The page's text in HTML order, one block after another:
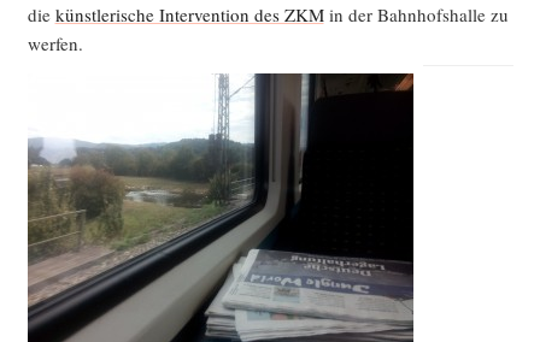
die künst­le­ri­sche Inter­ven­ti­on des ZKMin der Bahn­hofs­hal­le zu
werfen.